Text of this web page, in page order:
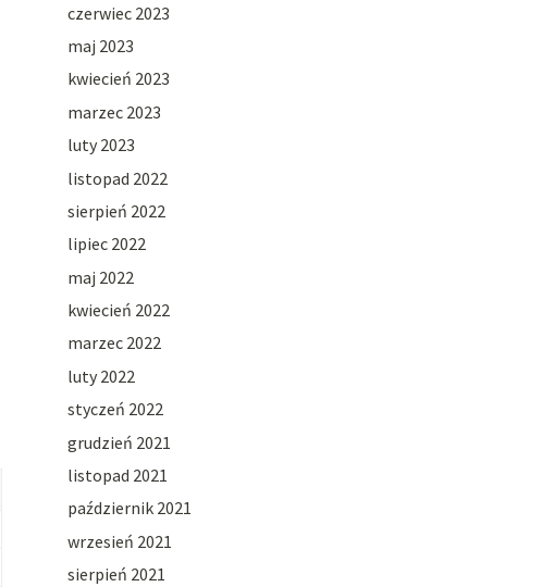
czerwiec 2023
maj 2023
kwiecień 2023
marzec 2023
luty 2023
listopad 2022
sierpień 2022
lipiec 2022
maj 2022
kwiecień 2022
marzec 2022
luty 2022
styczeń 2022
grudzień 2021
listopad 2021
październik 2021
wrzesień 2021
sierpień 2021